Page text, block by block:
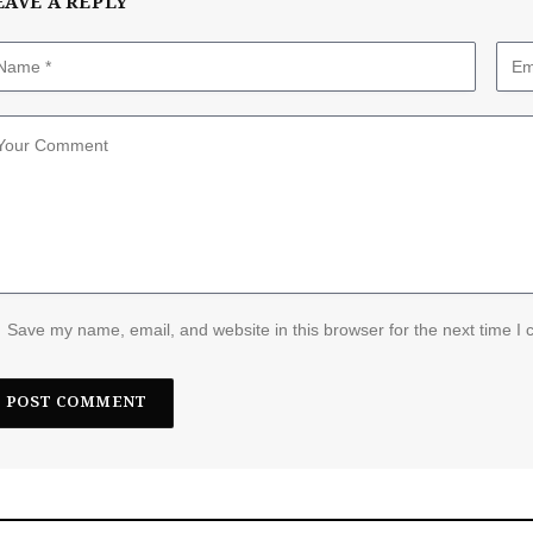
Save my name, email, and website in this browser for the next time I